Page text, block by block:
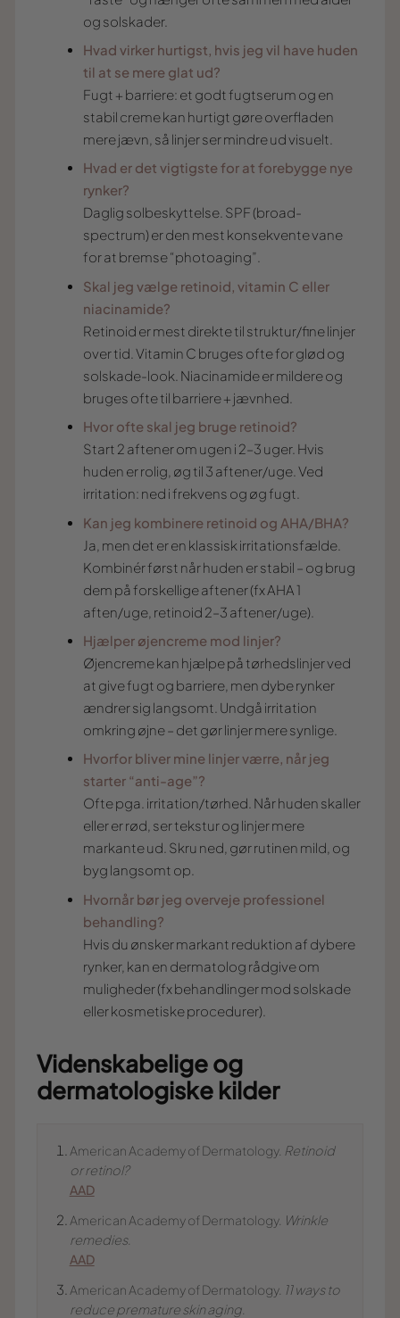
og solskader.
Hvad virker hurtigst, hvis jeg vil have huden
til at se mere glat ud?
Fugt + barriere: et godt fugtserum og en
stabil creme kan hurtigt gøre overfladen
mere jævn, så linjer ser mindre ud visuelt.
Hvad er det vigtigste for at forebygge nye
rynker?
Daglig solbeskyttelse. SPF (broad-
spectrum) er den mest konsekvente vane
for at bremse “photoaging”.
Skal jeg vælge retinoid, vitamin C eller
niacinamide?
Retinoid er mest direkte til struktur/fine linjer
over tid. Vitamin C bruges ofte for glød og
solskade-look. Niacinamide er mildere og
bruges ofte til barriere + jævnhed.
Hvor ofte skal jeg bruge retinoid?
Start 2 aftener om ugen i 2–3 uger. Hvis
huden er rolig, øg til 3 aftener/uge. Ved
irritation: ned i frekvens og øg fugt.
Kan jeg kombinere retinoid og AHA/BHA?
Ja, men det er en klassisk irritationsfælde.
Kombinér først når huden er stabil – og brug
dem på forskellige aftener (fx AHA 1
aften/uge, retinoid 2–3 aftener/uge).
Hjælper øjencreme mod linjer?
Øjencreme kan hjælpe på tørhedslinjer ved
at give fugt og barriere, men dybe rynker
ændrer sig langsomt. Undgå irritation
omkring øjne – det gør linjer mere synlige.
Hvorfor bliver mine linjer værre, når jeg
starter “anti-age”?
Ofte pga. irritation/tørhed. Når huden skaller
eller er rød, ser tekstur og linjer mere
markante ud. Skru ned, gør rutinen mild, og
byg langsomt op.
Hvornår bør jeg overveje professionel
behandling?
Hvis du ønsker markant reduktion af dybere
rynker, kan en dermatolog rådgive om
muligheder (fx behandlinger mod solskade
eller kosmetiske procedurer).
Videnskabelige og
dermatologiske kilder
American Academy of Dermatology. Retinoid
or retinol?
AAD
American Academy of Dermatology. Wrinkle
remedies.
AAD
American Academy of Dermatology. 11 ways to
reduce premature skin aging.